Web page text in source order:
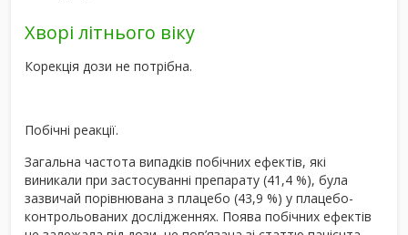
Хворі літнього віку
Корекція дози не потрібна.
Побічні реакції.
Загальна частота випадків побічних ефектів, які
виникали при застосуванні препарату (41,4 %), була
зазвичай порівнювана з плацебо (43,9 %) у плацебо-
контрольованих дослідженнях. Поява побічних ефектів